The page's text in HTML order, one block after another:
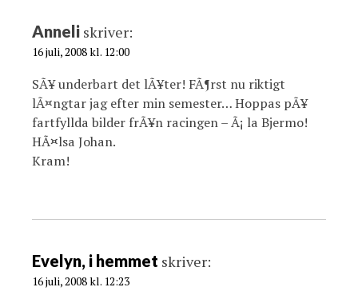
o
Anneli skriver:
16 juli, 2008 kl. 12:00
SÃ¥ underbart det lÃ¥ter! FÃ¶rst nu riktigt
lÃ¤ngtar jag efter min semester… Hoppas pÃ¥
fartfyllda bilder frÃ¥n racingen – Ã¡ la Bjermo!
HÃ¤lsa Johan.
Kram!
Evelyn, i hemmet skriver:
16 juli, 2008 kl. 12:23